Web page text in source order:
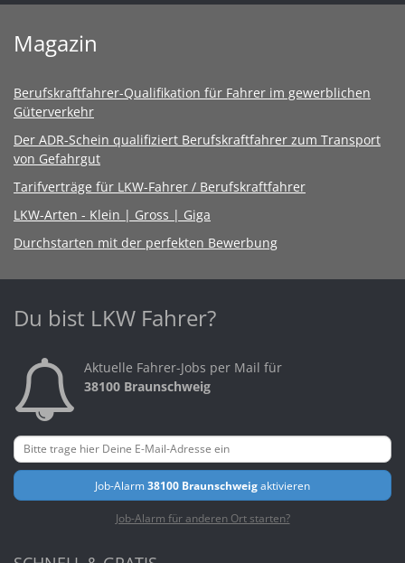
Magazin
Berufskraftfahrer-Qualifikation für Fahrer im gewerblichen
Güterverkehr
Der ADR-Schein qualifiziert Berufskraftfahrer zum Transport
von Gefahrgut
Tarifverträge für LKW-Fahrer / Berufskraftfahrer
LKW-Arten - Klein | Gross | Giga
Durchstarten mit der perfekten Bewerbung
Du bist LKW Fahrer?
Aktuelle Fahrer-Jobs per Mail für
38100 Braunschweig
Job-Alarm38100 Braunschweigaktivieren
Job-Alarm für anderen Ort starten?